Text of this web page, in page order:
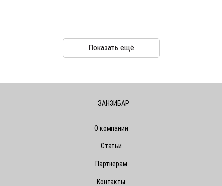
Показать ещё
ЗАНЗИБАР
О компании
Статьи
Партнерам
Контакты